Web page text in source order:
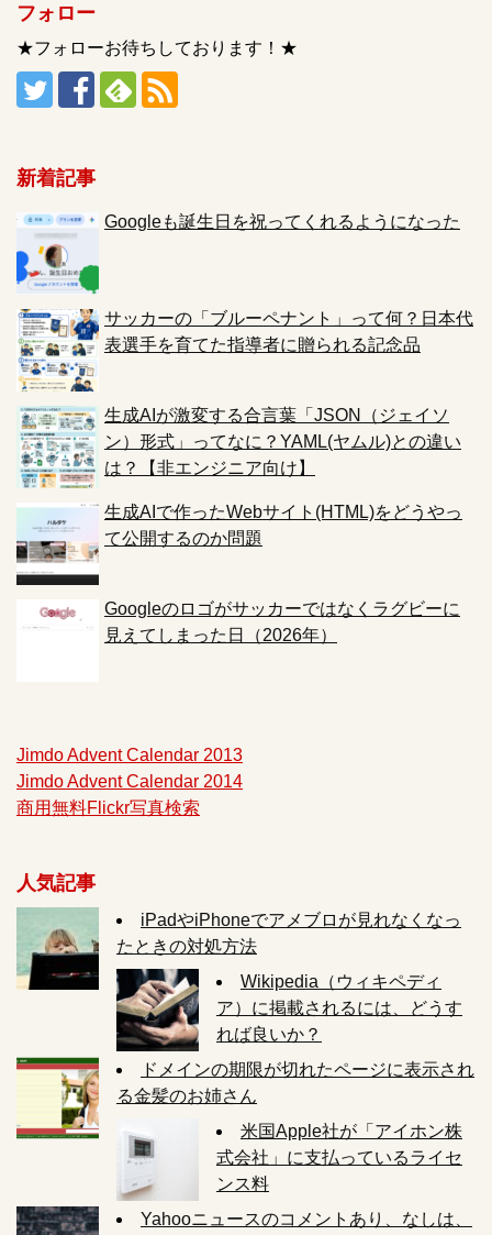
フォロー
★フォローお待ちしております！★
新着記事
Googleも誕生日を祝ってくれるようになった
サッカーの「ブルーペナント」って何？日本代
表選手を育てた指導者に贈られる記念品
生成AIが激変する合言葉「JSON（ジェイソ
ン）形式」ってなに？YAML(ヤムル)との違い
は？【非エンジニア向け】
生成AIで作ったWebサイト(HTML)をどうやっ
て公開するのか問題
Googleのロゴがサッカーではなくラグビーに
見えてしまった日（2026年）
Jimdo Advent Calendar 2013
Jimdo Advent Calendar 2014
商用無料Flickr写真検索
人気記事
iPadやiPhoneでアメブロが見れなくなっ
たときの対処方法
Wikipedia（ウィキペディ
ア）に掲載されるには、どうす
れば良いか？
ドメインの期限が切れたページに表示され
る金髪のお姉さん
米国Apple社が「アイホン株
式会社」に支払っているライセ
ンス料
Yahooニュースのコメントあり、なしは、